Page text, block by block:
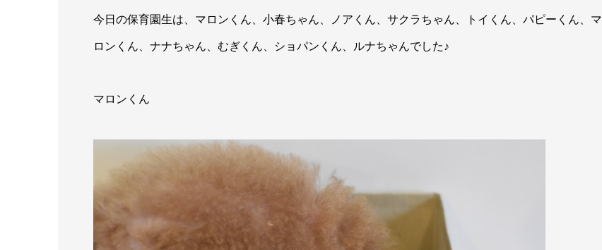
今日の保育園生は、マロンくん、小春ちゃん、ノアくん、サクラちゃん、トイくん、パピーくん、マ
ロンくん、ナナちゃん、むぎくん、ショパンくん、ルナちゃんでした♪
マロンくん